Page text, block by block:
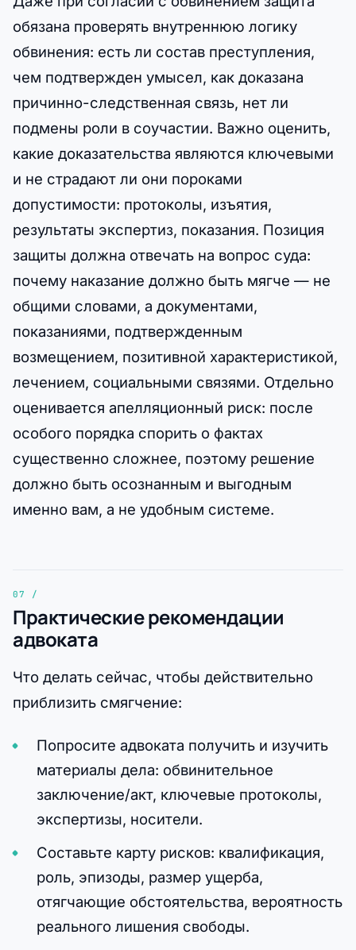
обязана проверять внутреннюю логику
обвинения: есть ли состав преступления,
чем подтвержден умысел, как доказана
причинно-следственная связь, нет ли
подмены роли в соучастии. Важно оценить,
какие доказательства являются ключевыми
и не страдают ли они пороками
допустимости: протоколы, изъятия,
результаты экспертиз, показания. Позиция
защиты должна отвечать на вопрос суда:
почему наказание должно быть мягче — не
общими словами, а документами,
показаниями, подтвержденным
возмещением, позитивной характеристикой,
лечением, социальными связями. Отдельно
оценивается апелляционный риск: после
особого порядка спорить о фактах
существенно сложнее, поэтому решение
должно быть осознанным и выгодным
именно вам, а не удобным системе.
Практические рекомендации
адвоката
Что делать сейчас, чтобы действительно
приблизить смягчение:
Попросите адвоката получить и изучить
материалы дела: обвинительное
заключение/акт, ключевые протоколы,
экспертизы, носители.
Составьте карту рисков: квалификация,
роль, эпизоды, размер ущерба,
отягчающие обстоятельства, вероятность
реального лишения свободы.